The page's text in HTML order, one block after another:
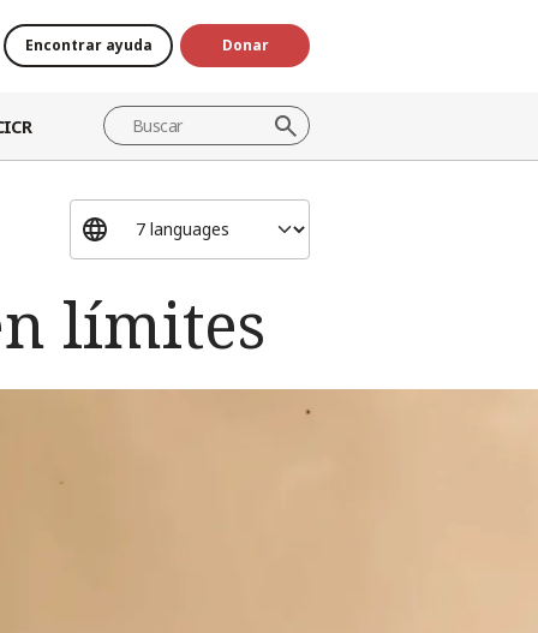
Encontrar ayuda Donar
límites